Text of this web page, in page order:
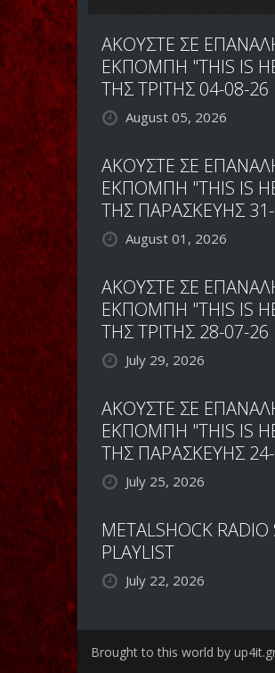
ΑΚΟΥΣΤΕ ΣΕ
ΕΚΠΟΜΠΗ "THIS IS
ΤΗΣ ΤΡΙΤΗΣ 04-08-26
August 05, 2026
ΑΚΟΥΣΤΕ ΣΕ
ΕΚΠΟΜΠΗ "THIS IS
ΤΗΣ ΠΑΡΑΣΚΕΥΗΣ
August 01, 2026
ΑΚΟΥΣΤΕ ΣΕ
ΕΚΠΟΜΠΗ "THIS IS
ΤΗΣ ΤΡΙΤΗΣ 28-07-26
July 29, 2026
ΑΚΟΥΣΤΕ ΣΕ
ΕΚΠΟΜΠΗ "THIS IS
ΤΗΣ ΠΑΡΑΣΚΕΥΗΣ
July 25, 2026
METALSHOCK
PLAYLIST
July 22, 2026
Brought to this world by